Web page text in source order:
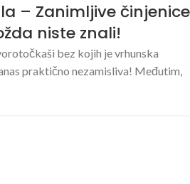
– Zanimljive činjenice
niste znali!
bez kojih je vrhunska
praktično nezamisliva! Međutim,